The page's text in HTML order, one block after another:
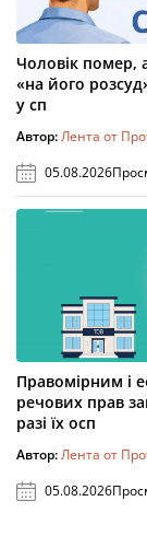
Чоловік помер,
«на його
у сп
Автор:Лента от
05.08.2026
Правомірним і
речових прав
разі їх осп
Автор:Лента от
05.08.2026